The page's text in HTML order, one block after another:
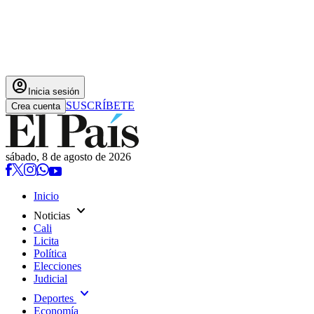
account_circle Inicia sesión
Crea cuenta SUSCRÍBETE
sábado, 8 de agosto de 2026
Inicio
Noticias expand_more
Cali
Licita
Política
Elecciones
Judicial
Deportes expand_more
Economía